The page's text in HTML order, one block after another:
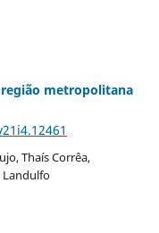
região metropolitana
Thaís Corrêa,
Landulfo